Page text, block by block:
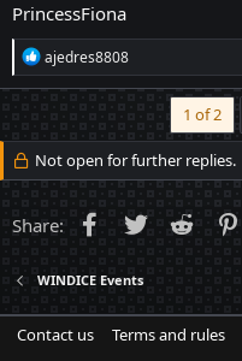
PrincessFiona
R
e
a
i
o
:
ajedres8808
1 of 2
Not open for further replies.
Share: Facebook
Twitter Reddit
WINDICE Events
Contact us Terms and rules